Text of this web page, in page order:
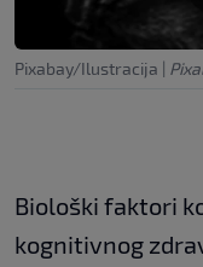
Pixabay/Ilustracija |
Biološki faktori
kognitivnog